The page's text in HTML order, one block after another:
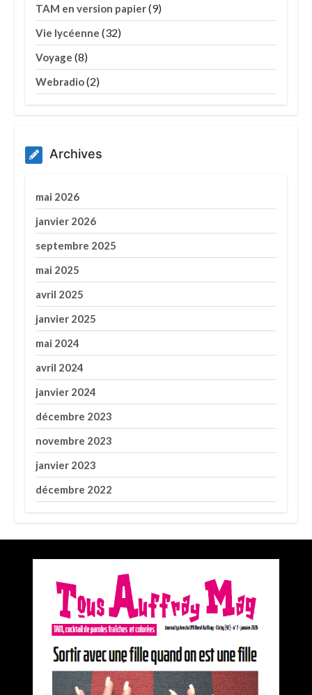
TAM en version papier(9)
Vie lycéenne (32)
Voyage (8)
Webradio(2)
Archives
mai 2026
janvier 2026
septembre 2025
mai 2025
avril 2025
janvier 2025
mai 2024
avril 2024
janvier 2024
décembre 2023
novembre 2023
janvier 2023
décembre 2022
Premier prix du concours Médiatiks 2025 de
l’académie de Versailles pour Tous Auffray Mag
parla rédaction de TAM